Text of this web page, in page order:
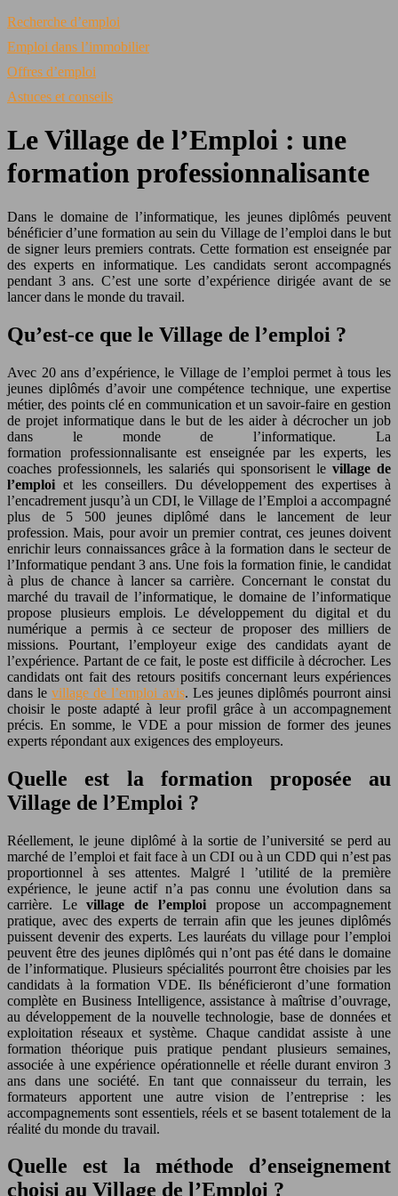
Recherche d’emploi
Emploi dans l’immobilier
Offres d’emploi
Astuces et conseils
Le Village de l’Emploi : une
formation professionnalisante
Dans le domaine de l’informatique, les jeunes diplômés peuvent
bénéficier d’une formation au sein du Village de l’emploi dans le but
de signer leurs premiers contrats. Cette formation est enseignée par
des experts en informatique. Les candidats seront accompagnés
pendant 3 ans. C’est une sorte d’expérience dirigée avant de se
lancer dans le monde du travail.
Qu’est-ce que le Village de l’emploi ?
Avec 20 ans d’expérience, le Village de l’emploi permet à tous les
jeunes diplômés d’avoir une compétence technique, une expertise
métier, des points clé en communication et un savoir-faire en gestion
de projet informatique dans le but de les aider à décrocher un job
dans le monde de l’informatique. La
formation professionnalisante est enseignée par les experts, les
coaches professionnels, les salariés qui sponsorisent levillage de
l’emploi et les conseillers. Du développement des expertises à
l’encadrement jusqu’à un CDI, le Village de l’Emploi a accompagné
plus de 5 500 jeunes diplômé dans le lancement de leur
profession. Mais, pour avoir un premier contrat, ces jeunes doivent
enrichir leurs connaissances grâce à la formation dans le secteur de
l’Informatique pendant 3 ans. Une fois la formation finie, le candidat
à plus de chance à lancer sa carrière. Concernant le constat du
marché du travail de l’informatique, le domaine de l’informatique
propose plusieurs emplois. Le développement du digital et du
numérique a permis à ce secteur de proposer des milliers de
missions. Pourtant, l’employeur exige des candidats ayant de
l’expérience. Partant de ce fait, le poste est difficile à décrocher. Les
candidats ont fait des retours positifs concernant leurs expériences
dans levillage de l’emploi avis. Les jeunes diplômés pourront ainsi
choisir le poste adapté à leur profil grâce à un accompagnement
précis. En somme, le VDE a pour mission de former des jeunes
experts répondant aux exigences des employeurs.
Quelle est la formation proposée au
Village de l’Emploi ?
Réellement, le jeune diplômé à la sortie de l’université se perd au
marché de l’emploi et fait face à un CDI ou à un CDD qui n’est pas
proportionnel à ses attentes. Malgré l ’utilité de la première
expérience, le jeune actif n’a pas connu une évolution dans sa
carrière. Levillage de l’emploipropose un accompagnement
pratique, avec des experts de terrain afin que les jeunes diplômés
puissent devenir des experts. Les lauréats du village pour l’emploi
peuvent être des jeunes diplômés qui n’ont pas été dans le domaine
de l’informatique. Plusieurs spécialités pourront être choisies par les
candidats à la formation VDE. Ils bénéficieront d’une formation
complète en Business Intelligence, assistance à maîtrise d’ouvrage,
au développement de la nouvelle technologie, base de données et
exploitation réseaux et système. Chaque candidat assiste à une
formation théorique puis pratique pendant plusieurs semaines,
associée à une expérience opérationnelle et réelle durant environ 3
ans dans une société. En tant que connaisseur du terrain, les
formateurs apportent une autre vision de l’entreprise : les
accompagnements sont essentiels, réels et se basent totalement de la
réalité du monde du travail.
Quelle est la méthode d’enseignement
choisi au Village de l’Emploi ?